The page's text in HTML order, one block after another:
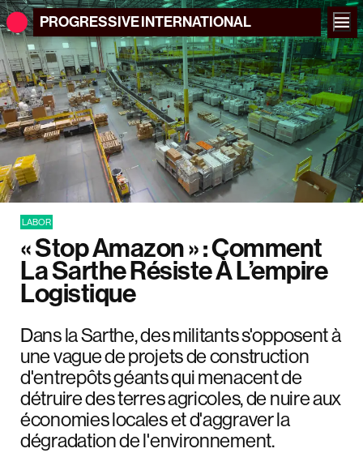
PROGRESSIVEINTERNATIONAL
LABOR
« Stop Amazon » : Comment
La Sarthe Résiste À L’empire
Logistique
Dans la Sarthe, des militants s'opposent à
une vague de projets de construction
d'entrepôts géants qui menacent de
détruire des terres agricoles, de nuire aux
économies locales et d'aggraver la
dégradation de l'environnement.